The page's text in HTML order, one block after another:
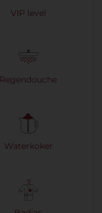
VIP level
Regendouche
Waterkoker